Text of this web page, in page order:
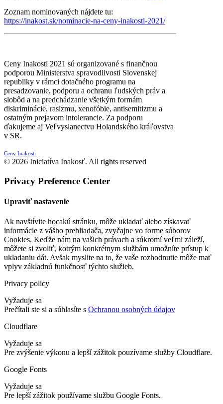
Zoznam nominovaných nájdete tu:
https://inakost.sk/nominacie-na-ceny-inakosti-2021/
Ceny Inakosti 2021 sú organizované s finančnou
podporou Ministerstva spravodlivosti Slovenskej
republiky v rámci dotačného programu na
presadzovanie, podporu a ochranu ľudských práv a
slobôd a na predchádzanie všetkým formám
diskriminácie, rasizmu, xenofóbie, antisemitizmu a
ostatným prejavom intolerancie. Za podporu
ďakujeme aj Veľvyslanectvu Holandského kráľovstva
v SR.
Ceny Inakosti
© 2026 Iniciatíva Inakosť. All rights reserved
Privacy Preference Center
Upraviť nastavenie
Ak navštívite hocakú stránku, môže ukladať alebo získavať
informácie z vášho prehliadača, zvyčajne vo forme súborov
Cookies. Keďže nám na vašich právach a súkromí veľmi záleží,
môžete si zvoliť, kotrým konkrétnym službám umožníte prístup k
ukladaniu dát. Avšak myslite na to, že vaše rozhodnutie môže mať
vplyv základnú funkčnosť týchto služieb.
Privacy policy
Vyžaduje sa
Prečítali ste si a súhlasíte s Ochranou osobných údajov
Cloudflare
Vyžaduje sa
Pre zvýšenie výkonu a lepší zážitok pouzívame služby Cloudflare.
Google Fonts
Vyžaduje sa
Pre lepší zážitok používame službu Google Fonts.